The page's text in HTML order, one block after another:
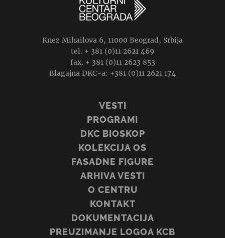
Knez Mihailova 6, 11000 Beograd, Srbija
tel. + 381 (0)11 2621 469
fax. + 381 (0)11 2623 853
Blagajna DKC-a: +381 (0)11 2621 174
VESTI
PROGRAMI
DKC BIOSKOP
KOLEKCIJA OS
FASADNE FIGURE
ARHIVA VESTI
O CENTRU
KONTAKT
DOKUMENTACIJA
PREUZIMANJE LOGOA KCB